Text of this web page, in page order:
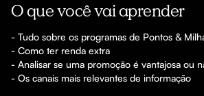
O que você vai aprender
- Tudo sobre os programas de Pontos &
- Como ter renda extra
- Analisar se uma promoção é vantajosa ou